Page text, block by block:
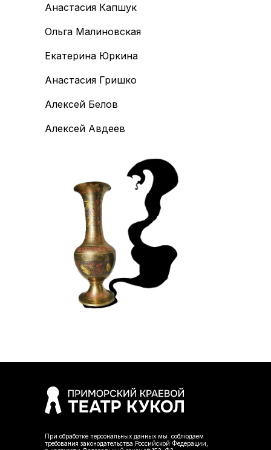
Анастасия Капшук
Ольга Малиновская
Екатерина Юркина
Анастасия Гришко
Алексей Белов
Алексей Авдеев
При обработке персональных данных мы соблюдаем
требования законодательства Российской Федерации,